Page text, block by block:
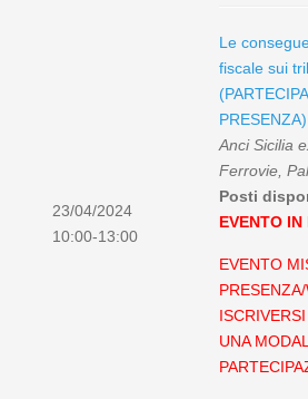
23/04/2024
10:00-13:00
Le
fiscale sui
PRESENZA)
Anci Sicilia
Ferrovie,
Posti
EVENTO IN
EVENTO
UNA